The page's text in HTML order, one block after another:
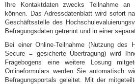
Ihre Kontaktdaten zwecks Teilnahme an
können. Das Adressdatenblatt wird sofort
Geschäftsstelle des
Befragungsdaten getrennt und in einer
Bei einer Online-Teilnahme (Nutzung des
Secure = gesicherte Übertragung) wird
Fragebogens eine weitere Losung
Onlineformulars werden Sie automatisch
Befragungsportals geleitet. Mit der